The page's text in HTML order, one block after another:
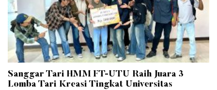
Sanggar Tari HMM FT-UTU Raih Juara 3
Lomba Tari Kreasi Tingkat Universitas